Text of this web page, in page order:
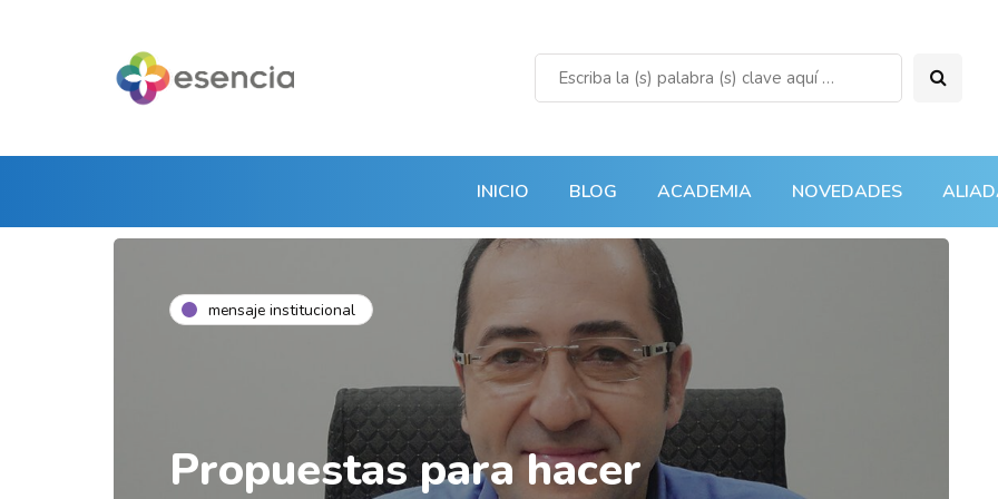
INICIO BLOG ACADEMIA NOVEDADES
mensaje institucional
Propuestas para hacer